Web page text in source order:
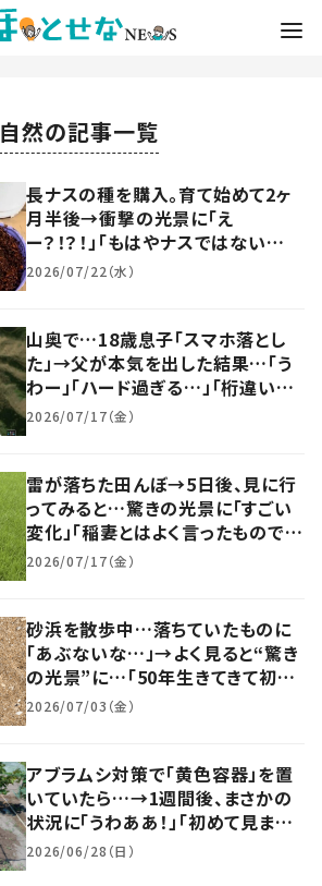
自然の記事一覧
長ナスの種を購入。育て始めて2ヶ
月半後→衝撃の光景に「え
ー？！？！」「もはやナスではない
ww」「そんなことあるんですか！w」
2026/07/22（水）
山奥で…18歳息子「スマホ落とし
た」→父が本気を出した結果…「う
わー」「ハード過ぎる…」「桁違いの
大捜索」
2026/07/17（金）
雷が落ちた田んぼ→5日後、見に行
ってみると…驚きの光景に「すごい
変化」「稲妻とはよく言ったものです
ね」
2026/07/17（金）
砂浜を散歩中…落ちていたものに
「あぶないな…」→よく見ると“驚き
の光景”に…「50年生きてきて初め
て知りました」「すごい」
2026/07/03（金）
アブラムシ対策で「黄色容器」を置
いていたら…→1週間後、まさかの
状況に「うわああ！」「初めて見まし
た」「やってみます！」
2026/06/28（日）